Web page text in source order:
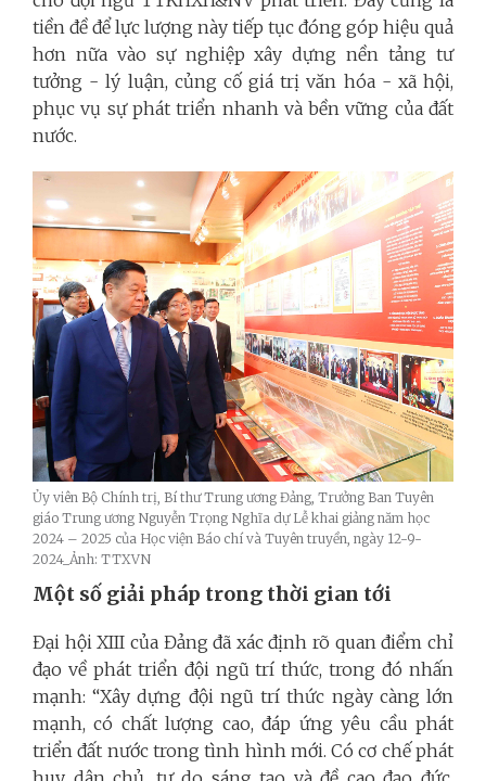
tiền đề để lực lượng này tiếp tục đóng góp hiệu quả
hơn nữa vào sự nghiệp xây dựng nền tảng tư
tưởng - lý luận, củng cố giá trị văn hóa - xã hội,
phục vụ sự phát triển nhanh và bền vững của đất
nước.
Ủy viên Bộ Chính trị, Bí thư Trung ương Đảng, Trưởng Ban Tuyên
giáo Trung ương Nguyễn Trọng Nghĩa dự Lễ khai giảng năm học
2024 – 2025 của Học viện Báo chí và Tuyên truyền, ngày 12-9-
2024_Ảnh: TTXVN
Một số giải pháp trong thời gian tới
Đại hội XIII của Đảng đã xác định rõ quan điểm chỉ
đạo về phát triển đội ngũ trí thức, trong đó nhấn
mạnh: “Xây dựng đội ngũ trí thức ngày càng lớn
mạnh, có chất lượng cao, đáp ứng yêu cầu phát
triển đất nước trong tình hình mới. Có cơ chế phát